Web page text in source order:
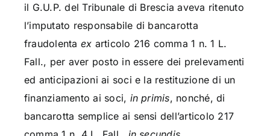
il G.U.P. del Tribunale di Brescia aveva ritenuto
l’imputato responsabile di bancarotta
fraudolenta ex articolo 216 comma 1 n. 1 L.
Fall., per aver posto in essere dei prelevamenti
ed anticipazioni ai soci e la restituzione di un
finanziamento ai soci, in primis, nonché, di
bancarotta semplice ai sensi dell’articolo 217